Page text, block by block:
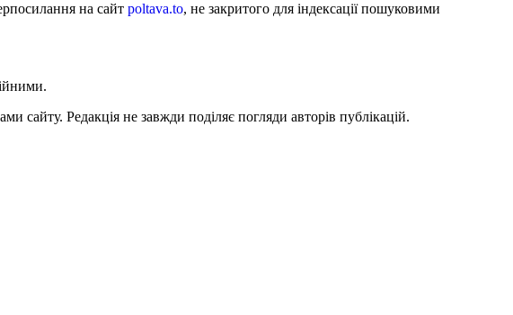
на сайт poltava.to, не закритого для індексації пошуковими
сайту. Редакція не завжди поділяє погляди авторів публікацій.